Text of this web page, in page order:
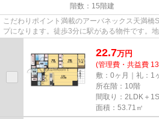
階数：15階建
こだわりポイント満載のアーバネックス天満橋
プになります。徒歩3分に駅がある物件です。
22.7万円
(管理費・共益費
敷：0ヶ月｜礼：1
所在階：10階
間取り：2LDK＋
面積：53.71㎡